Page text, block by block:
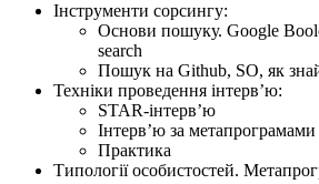
Інструменти сорсингу:
Основи пошуку. Google
search
Пошук на Github, SO, як
Техніки проведення інтерв’ю:
STAR-інтерв’ю
Інтерв’ю за метапрограмами
Практика
Типології особистостей.